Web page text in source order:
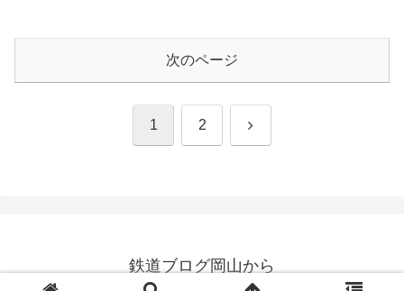
次のページ
1 2 次
鉄道ブログ岡山から